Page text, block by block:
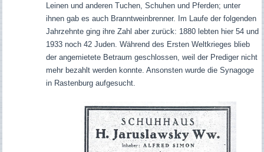
Leinen und anderen Tuchen, Schuhen und Pferden; unter
ihnen gab es auch Branntweinbrenner. Im Laufe der folgenden
Jahrzehnte ging ihre Zahl aber zurück: 1880 lebten hier 54 und
1933 noch 42 Juden. Während des Ersten Weltkrieges blieb
der angemietete Betraum geschlossen, weil der Prediger nicht
mehr bezahlt werden konnte. Ansonsten wurde die Synagoge
in Rastenburg aufgesucht.